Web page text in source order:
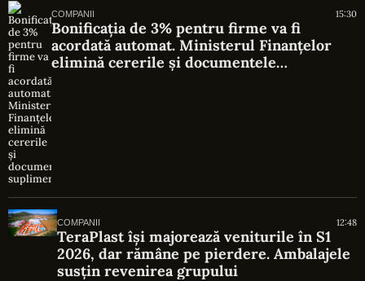
COMPANII 15:30
Bonificația de 3% pentru firme va fi
acordată automat. Ministerul Finanțelor
elimină cererile și documentele
COMPANII 12:48
TeraPlast își majorează veniturile în S1
2026, dar rămâne pe pierdere. Ambalajele
susțin revenirea grupului